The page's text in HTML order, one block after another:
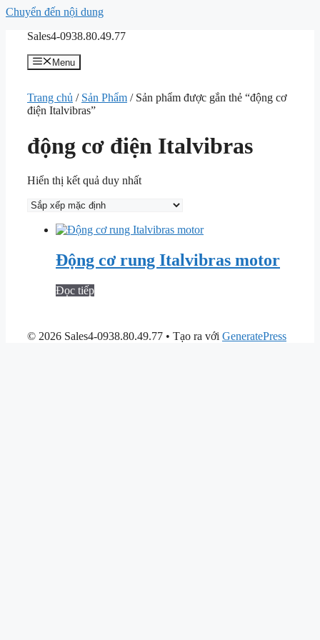
Chuyển đến nội dung
Sales4-0938.80.49.77
Menu
Trang chủ / Sản Phẩm / Sản phẩm được gắn thẻ “động cơ
điện Italvibras”
động cơ điện Italvibras
Hiển thị kết quả duy nhất
Động cơ rung Italvibras motor
Đọc tiếp
© 2026 Sales4-0938.80.49.77 • Tạo ra với GeneratePress